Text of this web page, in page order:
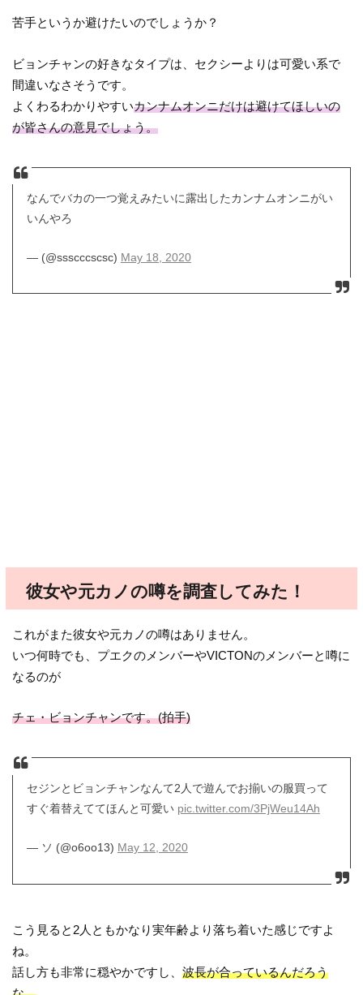
苦手というか避けたいのでしょうか？
ビョンチャンの好きなタイプは、セクシーよりは可愛い系で
間違いなさそうです。
よくわるわかりやすいカンナムオンニだけは避けてほしいの
が皆さんの意見でしょう。
なんでバカの一つ覚えみたいに露出したカンナムオンニがい
いんやろ
— (@ssscccscsc) May 18, 2020
彼女や元カノの噂を調査してみた！
これがまた彼女や元カノの噂はありません。
いつ何時でも、プエクのメンバーやVICTONのメンバーと噂に
なるのが
チェ・ビョンチャンです。(拍手)
セジンとビョンチャンなんて2人で遊んでお揃いの服買って
すぐ着替えててほんと可愛い pic.twitter.com/3PjWeu14Ah
— ソ (@o6oo13) May 12, 2020
こう見ると2人ともかなり実年齢より落ち着いた感じですよ
ね。
話し方も非常に穏やかですし、波長が合っているんだろう